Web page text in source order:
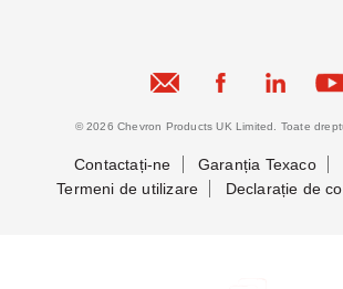
© 2026 Chevron Products UK Limited. Toate
Contactați-ne Garanția Texaco
Termeni de utilizare
Declarație de